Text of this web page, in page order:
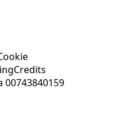
Credits
00743840159